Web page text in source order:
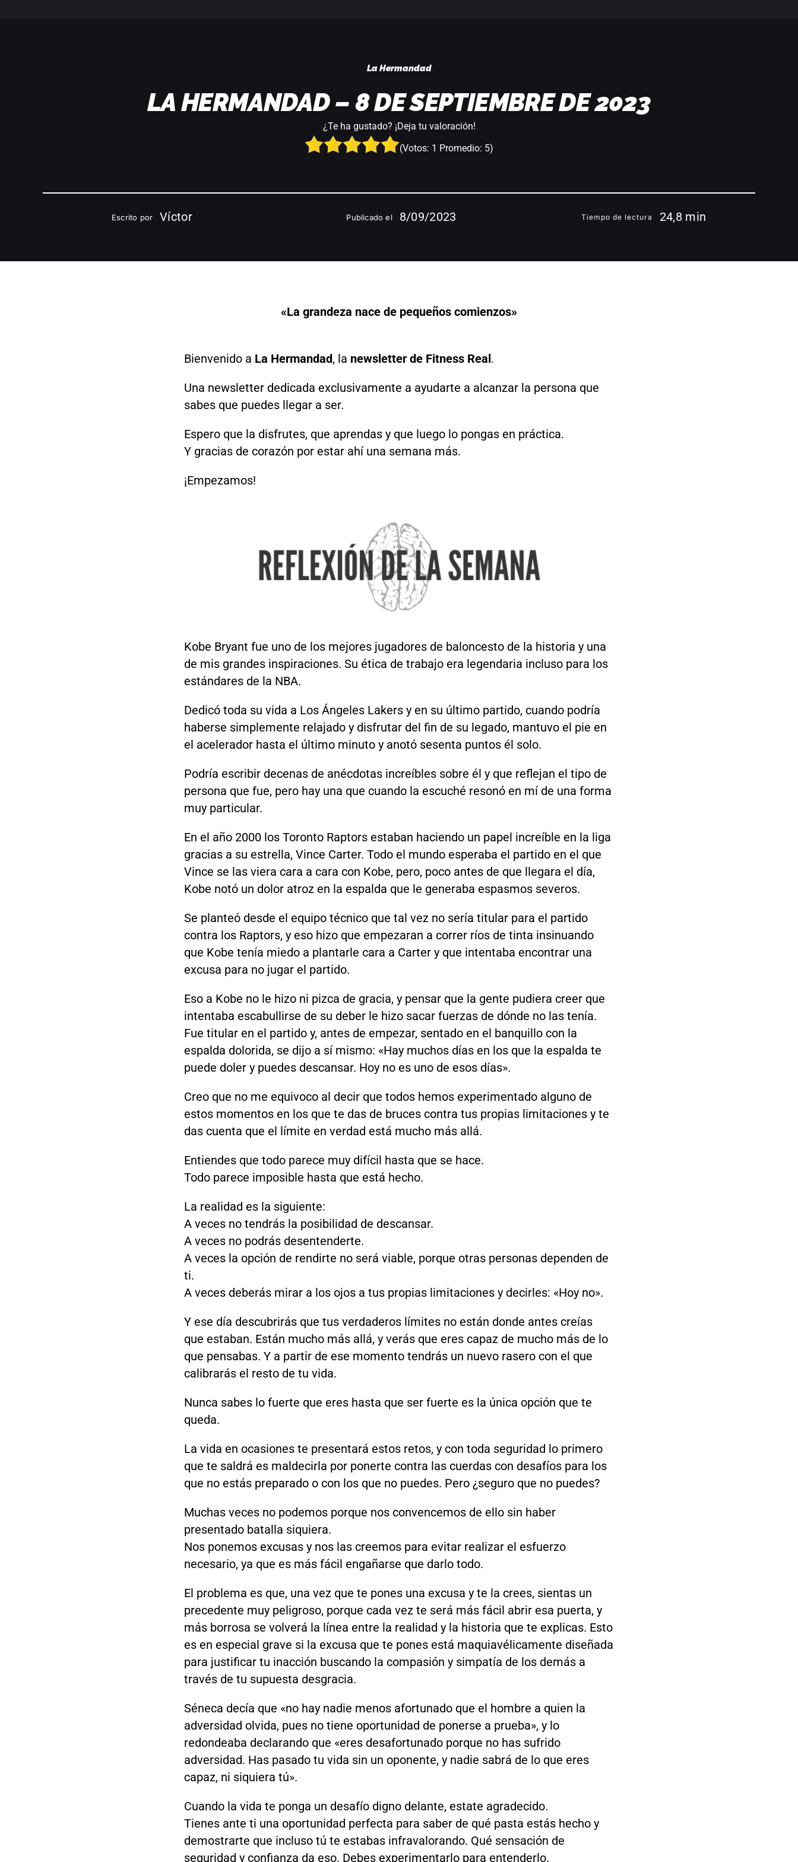
La Hermandad
LA HERMANDAD – 8 DE SEPTIEMBRE DE 2023
¿Te ha gustado? ¡Deja tu valoración!
(Votos: 1 Promedio: 5)
Escrito por Víctor Publicado el 8/09/2023 Tiempo de lectura 24,8 min
«La grandeza nace de pequeños comienzos»
Bienvenido a La Hermandad, la newsletter de Fitness Real.
Una newsletter dedicada exclusivamente a ayudarte a alcanzar la persona que
sabes que puedes llegar a ser.
Espero que la disfrutes, que aprendas y que luego lo pongas en práctica.
Y gracias de corazón por estar ahí una semana más.
¡Empezamos!
Kobe Bryant fue uno de los mejores jugadores de baloncesto de la historia y una
de mis grandes inspiraciones. Su ética de trabajo era legendaria incluso para los
estándares de la NBA.
Dedicó toda su vida a Los Ángeles Lakers y en su último partido, cuando podría
haberse simplemente relajado y disfrutar del fin de su legado, mantuvo el pie en
el acelerador hasta el último minuto y anotó sesenta puntos él solo.
Podría escribir decenas de anécdotas increíbles sobre él y que reflejan el tipo de
persona que fue, pero hay una que cuando la escuché resonó en mí de una forma
muy particular.
En el año 2000 los Toronto Raptors estaban haciendo un papel increíble en la liga
gracias a su estrella, Vince Carter. Todo el mundo esperaba el partido en el que
Vince se las viera cara a cara con Kobe, pero, poco antes de que llegara el día,
Kobe notó un dolor atroz en la espalda que le generaba espasmos severos.
Se planteó desde el equipo técnico que tal vez no sería titular para el partido
contra los Raptors, y eso hizo que empezaran a correr ríos de tinta insinuando
que Kobe tenía miedo a plantarle cara a Carter y que intentaba encontrar una
excusa para no jugar el partido.
Eso a Kobe no le hizo ni pizca de gracia, y pensar que la gente pudiera creer que
intentaba escabullirse de su deber le hizo sacar fuerzas de dónde no las tenía.
Fue titular en el partido y, antes de empezar, sentado en el banquillo con la
espalda dolorida, se dijo a sí mismo: «Hay muchos días en los que la espalda te
puede doler y puedes descansar. Hoy no es uno de esos días».
Creo que no me equivoco al decir que todos hemos experimentado alguno de
estos momentos en los que te das de bruces contra tus propias limitaciones y te
das cuenta que el límite en verdad está mucho más allá.
Entiendes que todo parece muy difícil hasta que se hace.
Todo parece imposible hasta que está hecho.
La realidad es la siguiente:
A veces no tendrás la posibilidad de descansar.
A veces no podrás desentenderte.
A veces la opción de rendirte no será viable, porque otras personas dependen de
ti.
A veces deberás mirar a los ojos a tus propias limitaciones y decirles: «Hoy no».
Y ese día descubrirás que tus verdaderos límites no están donde antes creías
que estaban. Están mucho más allá, y verás que eres capaz de mucho más de lo
que pensabas. Y a partir de ese momento tendrás un nuevo rasero con el que
calibrarás el resto de tu vida.
Nunca sabes lo fuerte que eres hasta que ser fuerte es la única opción que te
queda.
La vida en ocasiones te presentará estos retos, y con toda seguridad lo primero
que te saldrá es maldecirla por ponerte contra las cuerdas con desafíos para los
que no estás preparado o con los que no puedes. Pero ¿seguro que no puedes?
Muchas veces no podemos porque nos convencemos de ello sin haber
presentado batalla siquiera.
Nos ponemos excusas y nos las creemos para evitar realizar el esfuerzo
necesario, ya que es más fácil engañarse que darlo todo.
El problema es que, una vez que te pones una excusa y te la crees, sientas un
precedente muy peligroso, porque cada vez te será más fácil abrir esa puerta, y
más borrosa se volverá la línea entre la realidad y la historia que te explicas. Esto
es en especial grave si la excusa que te pones está maquiavélicamente diseñada
para justificar tu inacción buscando la compasión y simpatía de los demás a
través de tu supuesta desgracia.
Séneca decía que «no hay nadie menos afortunado que el hombre a quien la
adversidad olvida, pues no tiene oportunidad de ponerse a prueba», y lo
redondeaba declarando que «eres desafortunado porque no has sufrido
adversidad. Has pasado tu vida sin un oponente, y nadie sabrá de lo que eres
capaz, ni siquiera tú».
Cuando la vida te ponga un desafío digno delante, estate agradecido.
Tienes ante ti una oportunidad perfecta para saber de qué pasta estás hecho y
demostrarte que incluso tú te estabas infravalorando. Qué sensación de
seguridad y confianza da eso. Debes experimentarlo para entenderlo.